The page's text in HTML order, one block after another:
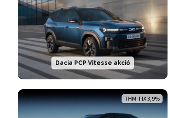
Dacia PCP Vitesse akció
THM: FIX 3,9%